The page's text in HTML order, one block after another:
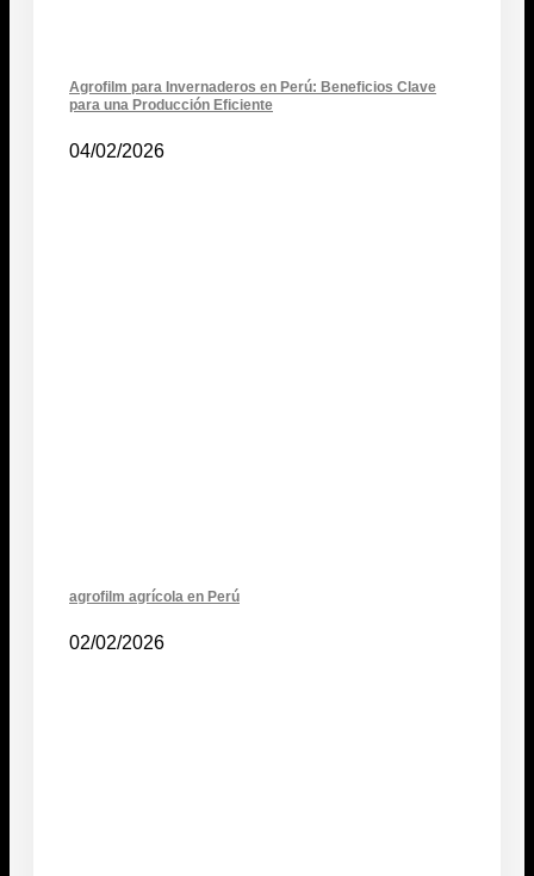
Agrofilm para Invernaderos en Perú: Beneficios Clave
para una Producción Eficiente
04/02/2026
agrofilm agrícola en Perú
02/02/2026